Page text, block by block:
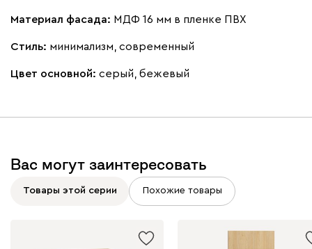
Материал фасада: МДФ 16 мм в пленке ПВХ
Стиль: минимализм, современный
Цвет основной: серый, бежевый
Вас могут заинтересовать
Товары этой серии Похожие товары